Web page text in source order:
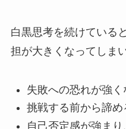
白黒思考を続けている
担が大きくなってしま
失敗への恐れが強
挑戦する前から諦め
自己否定感が強ま